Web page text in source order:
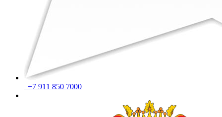
+7 911 850 7000